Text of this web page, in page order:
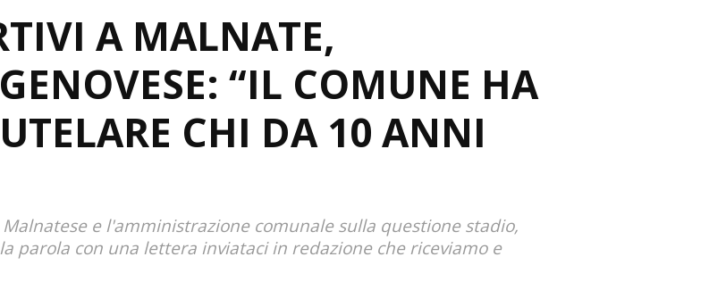
A MALNATE,
“IL COMUNE HA
CHI DA 10 ANNI
e l'amministrazione comunale sulla questione stadio,
parola con una lettera inviataci in redazione che riceviamo e